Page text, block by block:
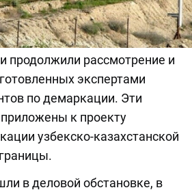
продолжили рассмотрение и
экспертами
по демаркации. Эти
к проекту
узбекско-казахстанской
в деловой обстановке, в